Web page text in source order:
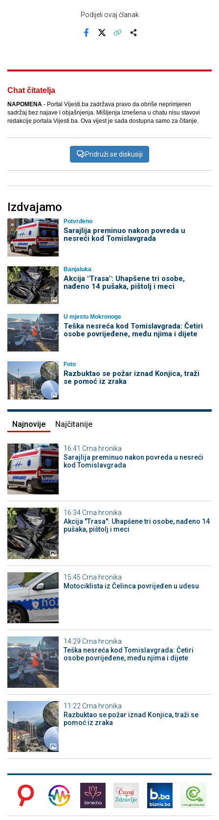
Podijeli ovaj članak
Chat čitatelja
NAPOMENA - Portal Vijesti.ba zadržava pravo da obriše neprimjeren
sadržaj bez najave i objašnjenja. Mišljenja iznešena u chatu nisu stavovi
redakcije portala Vijesti.ba. Ova vijest je sada dostupna samo za čitanje.
Pridruži se diskusiji
Izdvajamo
Potvrđeno
Sarajlija preminuo nakon povreda u
nesreći kod Tomislavgrada
Banjaluka
Akcija "Trasa": Uhapšene tri osobe,
nađeno 14 pušaka, pištolj i meci
U mjestu Mokronoge
Teška nesreća kod Tomislavgrada: Četiri
osobe povrijeđene, među njima i dijete
Foto
Razbuktao se požar iznad Konjica, traži
se pomoć iz zraka
Najnovije Najčitanije
16:41 Crna hronika
Sarajlija preminuo nakon povreda u nesreći
kod Tomislavgrada
16:34 Crna hronika
Akcija "Trasa": Uhapšene tri osobe, nađeno 14
pušaka, pištolj i meci
15:45 Crna hronika
Motociklista iz Čelinca povrijeđen u udesu
14:29 Crna hronika
Teška nesreća kod Tomislavgrada: Četiri
osobe povrijeđene, među njima i dijete
11:22 Crna hronika
Razbuktao se požar iznad Konjica, traži se
pomoć iz zraka